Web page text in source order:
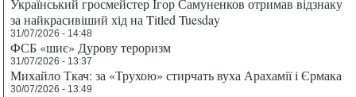
Український гросмейстер Ігор Самуненков отримав відзнаку
за найкрасивіший хід на Titled Tuesday
31/07/2026 - 14:48
ФСБ «шиє» Дурову тероризм
31/07/2026 - 13:37
Михайло Ткач: за «Трухою» стирчать вуха Арахамії і Єрмака
30/07/2026 - 13:49